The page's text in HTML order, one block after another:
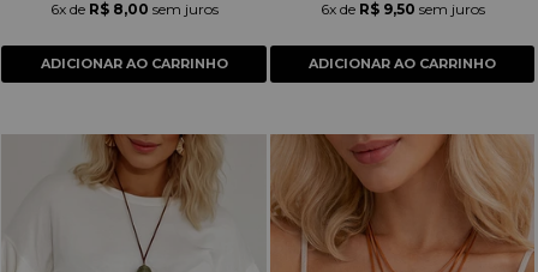
6xde R$ 8,00 sem juros
ADICIONAR AO CARRINHO
6xde R$ 9,50 sem juros
ADICIONAR AO CARRINHO